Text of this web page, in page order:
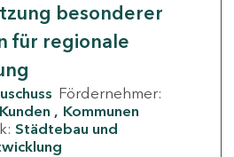
besonderer
für regionale
Fördernehmer:
Kommunen
Städtebau und